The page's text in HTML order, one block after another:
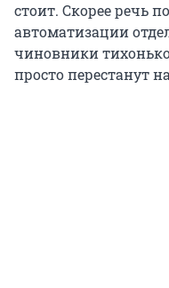
стоит. Скорее речь
автоматизации
чиновники
просто перестанут